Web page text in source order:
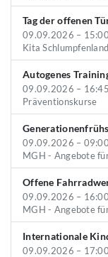
Tag der offenen
09.09.2026 – 15:00
Kita Schlumpfenland
Autogenes
09.09.2026 – 16:45
Präventionskurse
09.09.2026 – 09:00
MGH - Angebote
Offene
09.09.2026 – 16:00
MGH - Angebote
Internationale
09.09.2026 – 17:00